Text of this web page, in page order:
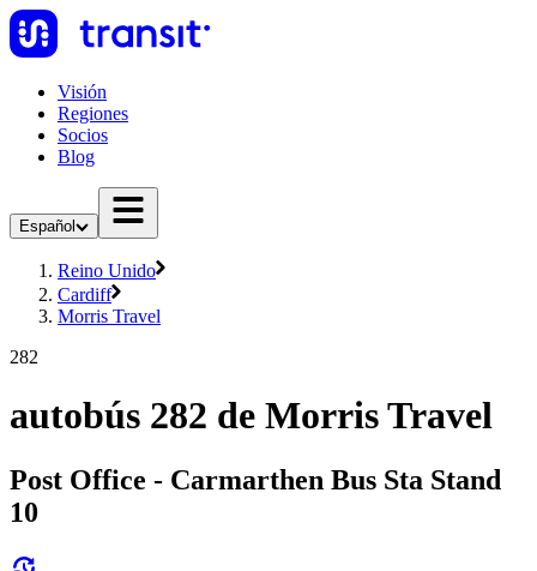
Visión
Regiones
Socios
Blog
Español
Reino Unido
Cardiff
Morris Travel
282
autobús 282 de Morris Travel
Post Office - Carmarthen Bus Sta Stand
10